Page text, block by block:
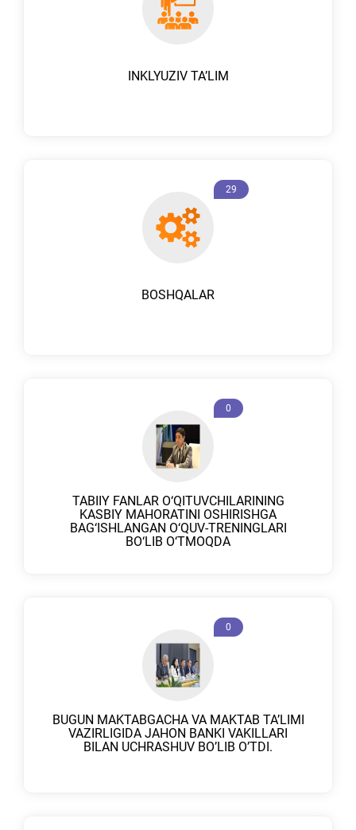
INKLYUZIV TAʼLIM
29
BOSHQALAR
0
TABIIY FANLAR O‘QITUVCHILARINING
KASBIY MAHORATINI OSHIRISHGA
BAG‘ISHLANGAN O‘QUV-TRENINGLARI
BO‘LIB O‘TMOQDA
0
BUGUN MAKTABGACHA VA MAKTAB TA’LIMI
VAZIRLIGIDA JAHON BANKI VAKILLARI
BILAN UCHRASHUV BO’LIB O’TDI.